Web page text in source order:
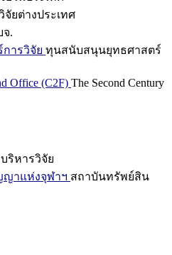
จัยต่างประเทศ
จ.
ารวิจัย ทุนสนับสนุนยุทธศาสตร์
Office (C2F) The Second Century
ริหารวิจัย
าแห่งจุฬาฯ สถาบันทรัพย์สิน